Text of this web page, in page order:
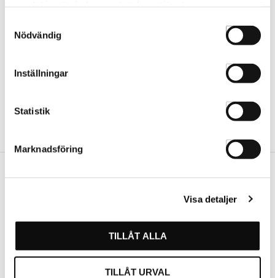
Nödvändig
Inställningar
Statistik
Marknadsföring
Visa detaljer
TILLÅT ALLA
TILLÅT URVAL
HAIR CHALK FÄRGPUCKAR